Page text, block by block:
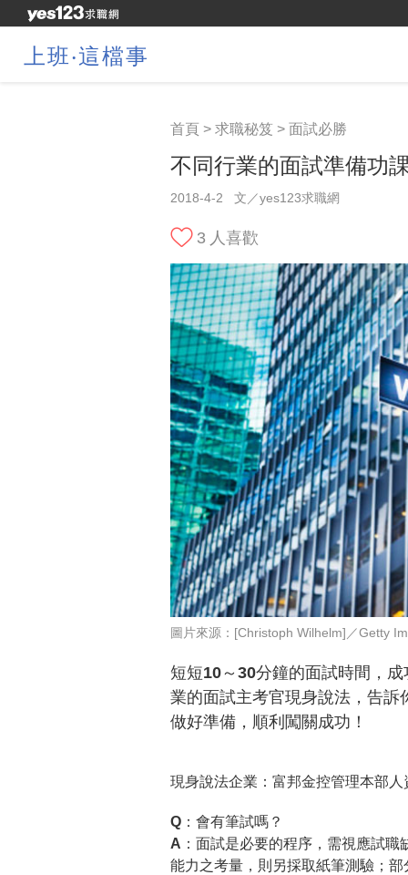
上班‧這檔事
首頁 > 求職秘笈 > 面試必勝
不同行業的面試準備功
2018-4-2 文／yes123求職網
3 人喜歡
圖片來源：[Christoph Wilhelm]／Getty
短短10～30分鐘的面試時間，
業的面試主考官現身說法，告
做好準備，順利闖關成功！
現身說法企業：富邦金控管理本部
Q：會有筆試嗎？
A： 面試是必要的程序，需視應試職
能力之考量，則另採取紙筆測驗；